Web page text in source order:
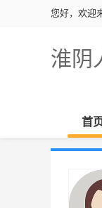
您好，欢迎
淮阴
首